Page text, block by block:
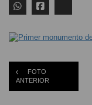
FOTO
ANTERIOR